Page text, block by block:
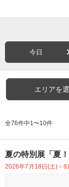
今日
エリアを
全76件中1〜10件
夏の特別展「夏
2026年7月18日(土)～8